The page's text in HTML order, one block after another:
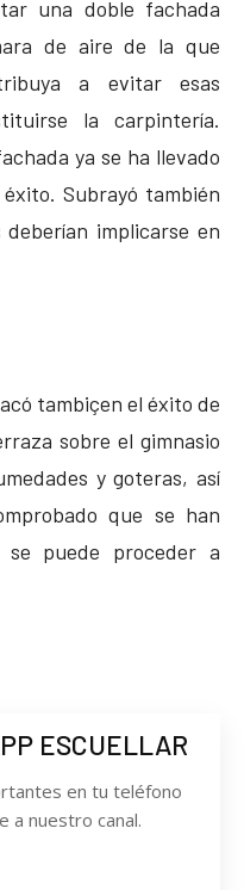
una doble fachada
de aire de la que
a evitar esas
la carpintería.
ya se ha llevado
Subrayó también
implicarse en
tambiçen el éxito de
sobre el gimnasio
y goteras, así
que se han
se puede proceder a
ESCUELLAR
en tu teléfono
a nuestro canal.